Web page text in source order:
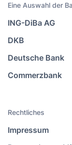
Eine Auswahl der
ING-DiBa AG
DKB
Deutsche Bank
Commerzbank
Rechtliches
Impressum